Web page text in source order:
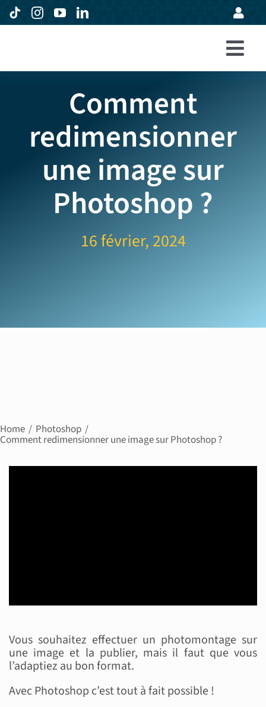
Passer
au
Formations
Entreprises
Avis
Expertise
À propos
Comment
redimensionner
une image sur
Photoshop ?
16 février, 2024
Home Photoshop
Comment redimensionner une image sur Photoshop ?
Vous souhaitez effectuer un photomontage sur
une image et la publier, mais il faut que vous
l’adaptiez au bon format.
Avec Photoshop c’est tout à fait possible !